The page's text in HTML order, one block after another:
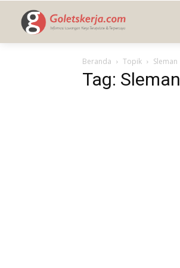
Beranda Topik Sleman
Tag: Sleman